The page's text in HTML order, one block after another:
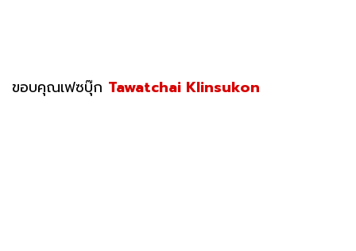
ขอบคุณเฟซบุ๊ก Tawatchai Klinsukon